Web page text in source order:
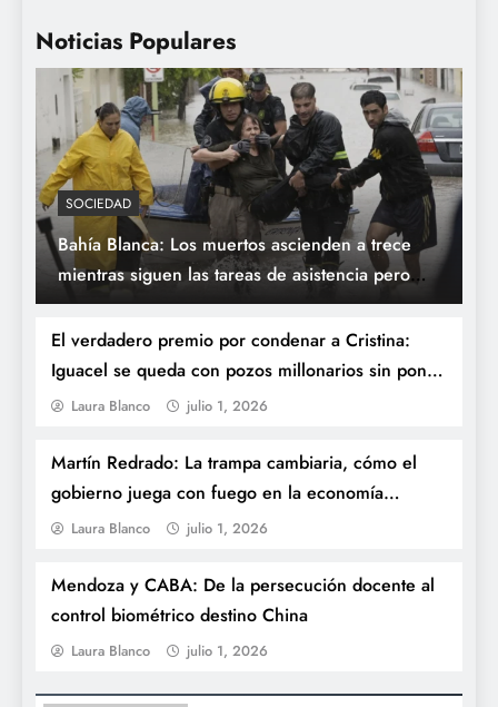
Noticias Populares
SOCIEDAD
Bahía Blanca: Los muertos ascienden a trece
mientras siguen las tareas de asistencia pero
Milei no aparece
El verdadero premio por condenar a Cristina:
Iguacel se queda con pozos millonarios sin poner
un peso
Laura Blanco julio 1, 2026
Martín Redrado: La trampa cambiaria, cómo el
gobierno juega con fuego en la economía
argentina
Laura Blanco julio 1, 2026
Mendoza y CABA: De la persecución docente al
control biométrico destino China
Laura Blanco julio 1, 2026
CUARTO OSCURO: El viaje psicodélico y
rockero del conurbano que llega al Cine
Gaumont
La casa de la Provincia de Tucumán da
apertura a los festejos del Día de la